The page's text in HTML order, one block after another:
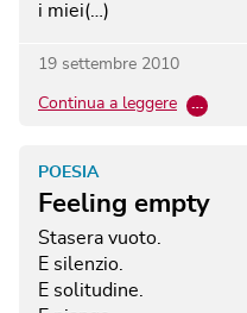
i miei(…)
19 settembre 2010
Continua a leggere …
Feeling empty
POESIA
Stasera vuoto.
E silenzio.
E solitudine.